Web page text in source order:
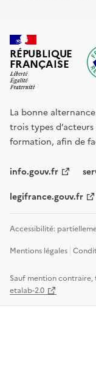
RÉPUBLIQUE
FRANÇAISE
La bonne
trois types
formation, afin de
info.gouv.fr
legifrance.gouv.fr
Accessibilité:
Mentions légales
Sauf mention contraire,
etalab-2.0